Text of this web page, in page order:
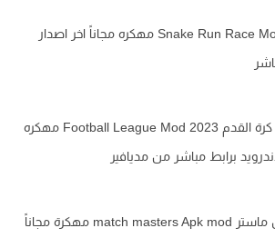
تحميل لعبة Snake Run Race Mod 3D مهكره مجاناً اخر اصدار
تحميل لعبة دوري كرة القدم Football League Mod 2023 مهكره
برابط مباشر من مديافير
تحميل لعبة ماتش ماستر match masters Apk mod مهكرة مجاناً